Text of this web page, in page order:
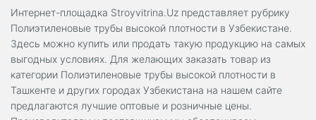
Интернет-площадка Stroyvitrina.Uz представляет рубрику
Полиэтиленовые трубы высокой плотности в Узбекистане.
Здесь можно купить или продать такую продукцию на самых
выгодных условиях. Для желающих заказать товар из
категории Полиэтиленовые трубы высокой плотности в
Ташкенте и других городах Узбекистана на нашем сайте
предлагаются лучшие оптовые и розничные цены.